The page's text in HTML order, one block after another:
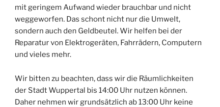
mit geringem Aufwand wieder brauchbar und nicht
weggeworfen. Das schont nicht nur die Umwelt,
sondern auch den Geldbeutel. Wir helfen bei der
Reparatur von Elektrogeräten, Fahrrädern, Computern
und vieles mehr.
Wir bitten zu beachten, dass wir die Räumlichkeiten
der Stadt Wuppertal bis 14:00 Uhr nutzen können.
Daher nehmen wir grundsätzlich ab 13:00 Uhr keine